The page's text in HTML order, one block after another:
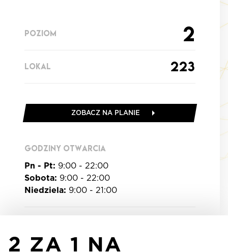
POZIOM 2
LOKAL 223
ZOBACZ NA PLANIE
GODZINY OTWARCIA
Pn - Pt: 9:00 - 22:00
Sobota: 9:00 - 22:00
Niedziela: 9:00 - 21:00
2 ZA 1 NA